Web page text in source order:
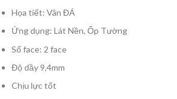
Họa tiết: Vân ĐÁ
Ứng dụng: Lát Nền, Ốp Tường
Số face: 2 face
Độ dầy 9,4mm
Chịu lực tốt